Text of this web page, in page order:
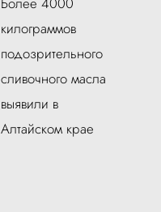
килограммов
подозрительного
сливочного масла
выявили в
Алтайском крае